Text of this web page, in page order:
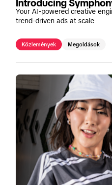
Introducing
Your AI-powered creative
trend-driven ads at scale
Közlemények Megoldások